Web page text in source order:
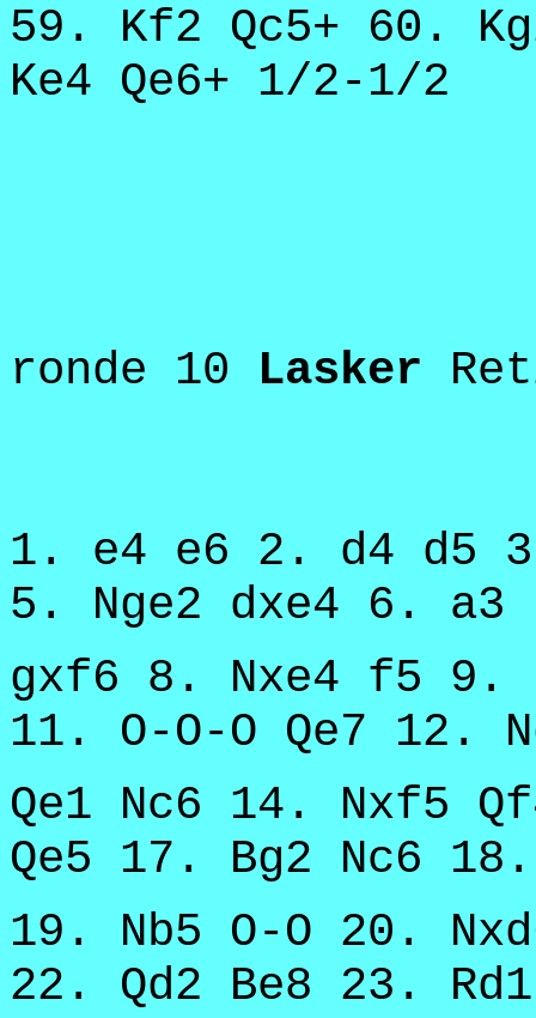
59. Kf2 Qc5+ 60.
Ke4 Qe6+ 1/2-1/2
ronde 10 Lasker
1. e4 e6 2. d4 d5
5. Nge2 dxe4 6. a3
gxf6 8. Nxe4 f5 9.
11. O-O-O Qe7 12.
Qe1 Nc6 14. Nxf5
Qe5 17. Bg2 Nc6
19. Nb5 O-O 20.
22. Qd2 Be8 23.